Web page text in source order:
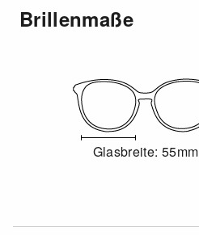
Brillenmaße
Glasbreite: 55mm